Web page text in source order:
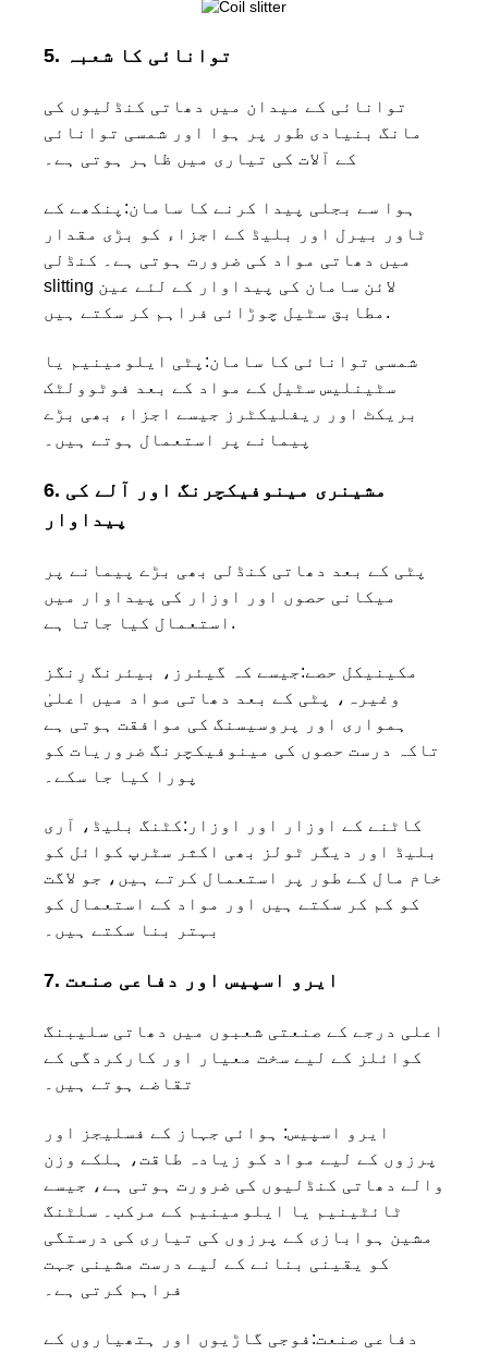
5. توانائی کا شعبہ
توانائی کے میدان میں دھاتی کنڈلیوں کی
مانگ بنیادی طور پر ہوا اور شمسی توانائی
کے آلات کی تیاری میں ظاہر ہوتی ہے۔
ہوا سے بجلی پیدا کرنے کا سامان: پنکھے کے
ٹاور بیرل اور بلیڈ کے اجزاء کو بڑی مقدار
میں دھاتی مواد کی ضرورت ہوتی ہے۔ کنڈلی
slitting لائن سامان کی پیداوار کے لئے عین
مطابق سٹیل چوڑائی فراہم کر سکتے ہیں.
شمسی توانائی کا سامان: پٹی ایلومینیم یا
سٹینلیس سٹیل کے مواد کے بعد فوٹوولٹک
بریکٹ اور ریفلیکٹرز جیسے اجزاء بھی بڑے
پیمانے پر استعمال ہوتے ہیں۔
6. مشینری مینوفیکچرنگ اور آلے کی
پیداوار
پٹی کے بعد دھاتی کنڈلی بھی بڑے پیمانے پر
میکانی حصوں اور اوزار کی پیداوار میں
استعمال کیا جاتا ہے.
مکینیکل حصے:جیسے کہ گیئرز، بیئرنگ رِنگز
وغیرہ، پٹی کے بعد دھاتی مواد میں اعلیٰ
ہمواری اور پروسیسنگ کی موافقت ہوتی ہے
تاکہ درست حصوں کی مینوفیکچرنگ ضروریات کو
پورا کیا جا سکے۔
کاٹنے کے اوزار اور اوزار:کٹنگ بلیڈ، آری
بلیڈ اور دیگر ٹولز بھی اکثر سٹرپ کوائل کو
خام مال کے طور پر استعمال کرتے ہیں، جو لاگت
کو کم کر سکتے ہیں اور مواد کے استعمال کو
بہتر بنا سکتے ہیں۔
7. ایرو اسپیس اور دفاعی صنعت
اعلی درجے کے صنعتی شعبوں میں دھاتی سلیبنگ
کوائلز کے لیے سخت معیار اور کارکردگی کے
تقاضے ہوتے ہیں۔
ایرو اسپیس: ہوائی جہاز کے فسلیجز اور
پرزوں کے لیے مواد کو زیادہ طاقت، ہلکے وزن
والے دھاتی کنڈلیوں کی ضرورت ہوتی ہے، جیسے
ٹائٹینیم یا ایلومینیم کے مرکب۔ سلٹنگ
مشین ہوابازی کے پرزوں کی تیاری کی درستگی
کو یقینی بنانے کے لیے درست مشینی جہت
فراہم کرتی ہے۔
دفاعی صنعت: فوجی گاڑیوں اور ہتھیاروں کے